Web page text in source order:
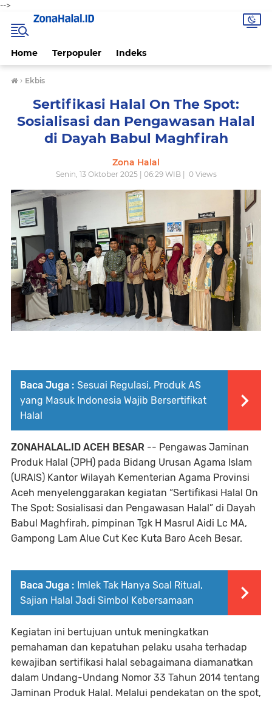
-->
Home Terpopuler Indeks
› Ekbis
Sertifikasi Halal On The Spot:
Sosialisasi dan Pengawasan Halal
di Dayah Babul Maghfirah
Zona Halal
Senin, 13 Oktober 2025 | 06:29 WIB | 0Views
Baca Juga : Sesuai Regulasi, Produk AS
yang Masuk Indonesia Wajib Bersertifikat
Halal
ZONAHALAL.ID ACEH BESAR -- Pengawas Jaminan
Produk Halal (JPH) pada Bidang Urusan Agama Islam
(URAIS) Kantor Wilayah Kementerian Agama Provinsi
Aceh menyelenggarakan kegiatan “Sertifikasi Halal On
The Spot: Sosialisasi dan Pengawasan Halal” di Dayah
Babul Maghfirah, pimpinan Tgk H Masrul Aidi Lc MA,
Gampong Lam Alue Cut Kec Kuta Baro Aceh Besar.
Baca Juga : Imlek Tak Hanya Soal Ritual,
Sajian Halal Jadi Simbol Kebersamaan
Kegiatan ini bertujuan untuk meningkatkan
pemahaman dan kepatuhan pelaku usaha terhadap
kewajiban sertifikasi halal sebagaimana diamanatkan
dalam Undang-Undang Nomor 33 Tahun 2014 tentang
Jaminan Produk Halal. Melalui pendekatan on the spot,